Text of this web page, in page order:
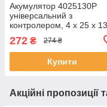
Акумулятор 4025130P
універсальний з
контролером, 4 х 25 х
смартфона, планшета
272 ₴ 274 ₴
Купити
Акційні пропозиції